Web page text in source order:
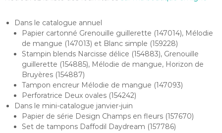
Dans le catalogue annuel
Papier cartonné Grenouille guillerette (147014), Mélodie
de mangue (147013) et Blanc simple (159228)
Stampin blends Narcisse délice (154883), Grenouille
guillerette (154885), Mélodie de mangue, Horizon de
Bruyères (154887)
Tampon encreur Mélodie de mangue (147093)
Perforatrice Deux ovales (154242)
Dans le mini-catalogue janvier-juin
Papier de série Design Champs en fleurs (157670)
Set de tampons Daffodil Daydream (157786)